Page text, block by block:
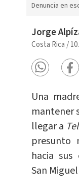
Denuncia en
Jorge
Costa Rica /
Una
mantener
llegar a
presunto
hacia
San